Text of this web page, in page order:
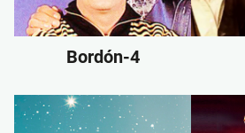
Bordón-4